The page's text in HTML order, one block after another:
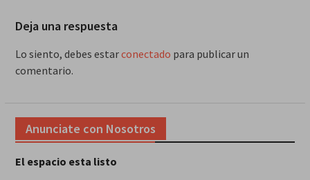
Deja una respuesta
Lo siento, debes estarconectado para publicar un
comentario.
Anunciate con Nosotros
El espacio esta listo